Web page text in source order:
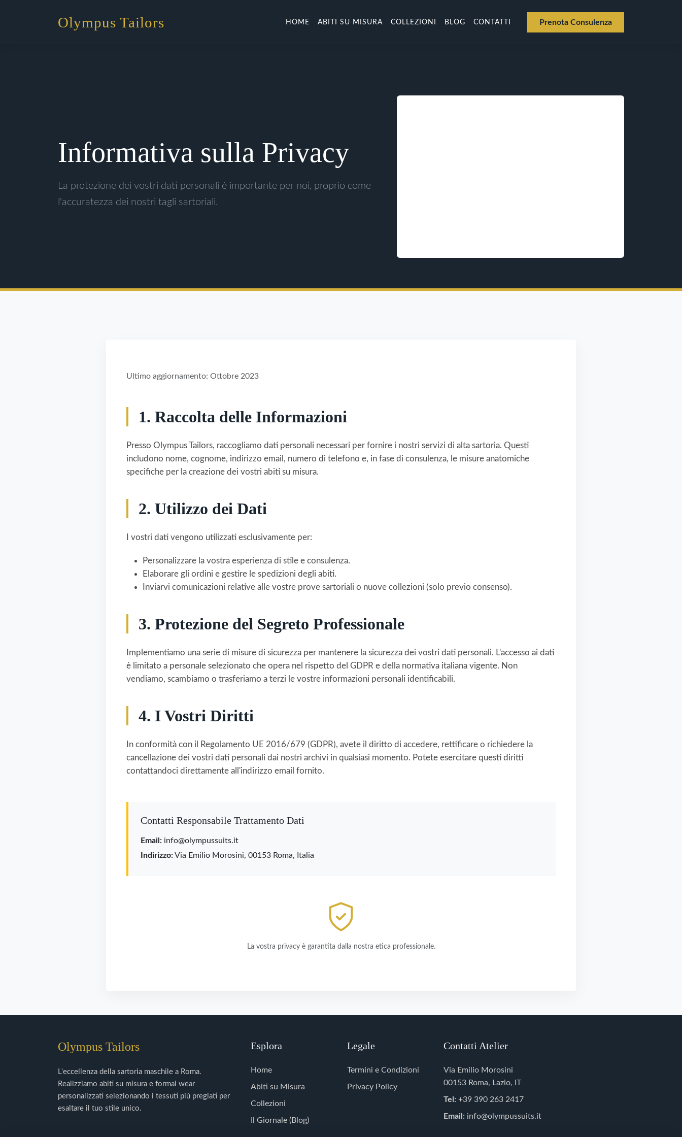
Olympus Tailors HOME ABITI SU MISURA COLLEZIONI BLOG CONTATTI Prenota Consulenza
Informativa sulla Privacy
La protezione dei vostri dati personali è importante per noi, proprio come
l'accuratezza dei nostri tagli sartoriali.
Ultimo aggiornamento: Ottobre 2023
1. Raccolta delle Informazioni
Presso Olympus Tailors, raccogliamo dati personali necessari per fornire i nostri servizi di alta sartoria. Questi
includono nome, cognome, indirizzo email, numero di telefono e, in fase di consulenza, le misure anatomiche
specifiche per la creazione dei vostri abiti su misura.
2. Utilizzo dei Dati
I vostri dati vengono utilizzati esclusivamente per:
Personalizzare la vostra esperienza di stile e consulenza.
Elaborare gli ordini e gestire le spedizioni degli abiti.
Inviarvi comunicazioni relative alle vostre prove sartoriali o nuove collezioni (solo previo consenso).
3. Protezione del Segreto Professionale
Implementiamo una serie di misure di sicurezza per mantenere la sicurezza dei vostri dati personali. L'accesso ai dati
è limitato a personale selezionato che opera nel rispetto del GDPR e della normativa italiana vigente. Non
vendiamo, scambiamo o trasferiamo a terzi le vostre informazioni personali identificabili.
4. I Vostri Diritti
In conformità con il Regolamento UE 2016/679 (GDPR), avete il diritto di accedere, rettificare o richiedere la
cancellazione dei vostri dati personali dai nostri archivi in qualsiasi momento. Potete esercitare questi diritti
contattandoci direttamente all'indirizzo email fornito.
Contatti Responsabile Trattamento Dati
Email: info@olympussuits.it
Indirizzo:Via Emilio Morosini, 00153 Roma, Italia
La vostra privacy è garantita dalla nostra etica professionale.
Olympus Tailors
L'eccellenza della sartoria maschile a Roma.
Realizziamo abiti su misura e formal wear
personalizzati selezionando i tessuti più pregiati per
esaltare il tuo stile unico.
Esplora
Home
Abiti su Misura
Collezioni
Il Giornale (Blog)
Legale
Termini e Condizioni
Privacy Policy
Contatti Atelier
Via Emilio Morosini
00153 Roma, Lazio, IT
Tel: +39 390 263 2417
Email: info@olympussuits.it